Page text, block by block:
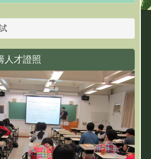
人才證照